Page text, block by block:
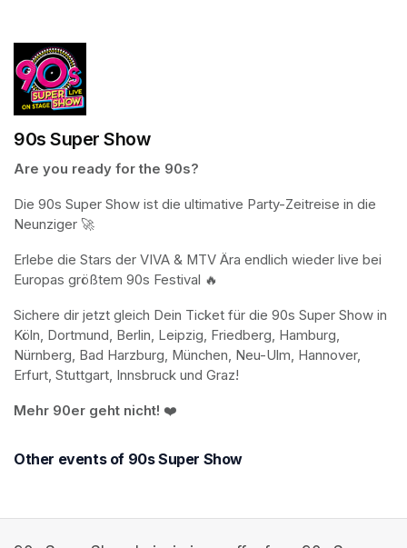
90s Super Show
Are you ready for the 90s?
Die 90s Super Show ist die ultimative Party-Zeitreise in die
Neunziger 🚀
Erlebe die Stars der VIVA & MTV Ära endlich wieder live bei
Europas größtem 90s Festival 🔥
Sichere dir jetzt gleich Dein Ticket für die 90s Super Show in
Köln, Dortmund, Berlin, Leipzig, Friedberg, Hamburg,
Nürnberg, Bad Harzburg, München, Neu-Ulm, Hannover,
Erfurt, Stuttgart, Innsbruck und Graz!
Mehr 90er geht nicht! ❤️
Other events of 90s Super Show